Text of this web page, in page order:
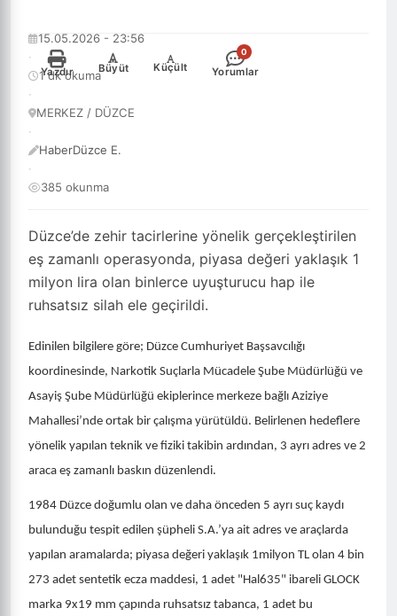
Düzce’de zehir tacirlerine yönelik gerçekleştirilen
eş zamanlı operasyonda, piyasa değeri yaklaşık 1
milyon lira olan binlerce uyuşturucu hap ile
ruhsatsız silah ele geçirildi.
15.05.2026 - 23:56
·
1 dk okuma
·
MERKEZ / DÜZCE
·
HaberDüzce E.
·
385 okunma
Yazdır
+
Büyüt
-
Küçült
0
Yorumlar
Edinilen bilgilere göre; Düzce Cumhuriyet Başsavcılığı
koordinesinde, Narkotik Suçlarla Mücadele Şube Müdürlüğü ve
Asayiş Şube Müdürlüğü ekiplerince merkeze bağlı Aziziye
Mahallesi’nde ortak bir çalışma yürütüldü. Belirlenen hedeflere
yönelik yapılan teknik ve fiziki takibin ardından, 3 ayrı adres ve 2
araca eş zamanlı baskın düzenlendi.
1984 Düzce doğumlu olan ve daha önceden 5 ayrı suç kaydı
bulunduğu tespit edilen şüpheli S.A.’ya ait adres ve araçlarda
yapılan aramalarda; piyasa değeri yaklaşık 1milyon TL olan 4 bin
273 adet sentetik ecza maddesi, 1 adet "Hal635" ibareli GLOCK
marka 9x19 mm çapında ruhsatsız tabanca, 1 adet bu